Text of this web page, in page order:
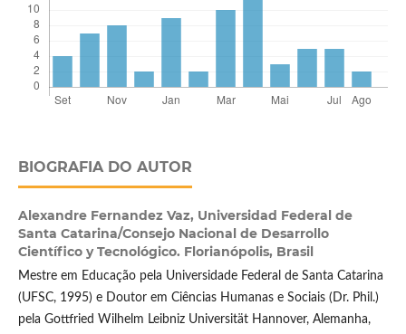
BIOGRAFIA DO AUTOR
Alexandre Fernandez Vaz, Universidad Federal de
Santa Catarina/Consejo Nacional de Desarrollo
Científico y Tecnológico. Florianópolis, Brasil
Mestre em Educação pela Universidade Federal de Santa Catarina
(UFSC, 1995) e Doutor em Ciências Humanas e Sociais (Dr. Phil.)
pela Gottfried Wilhelm Leibniz Universität Hannover, Alemanha,